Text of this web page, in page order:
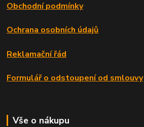
Obchodní podmínky
Ochrana osobních údajů
Reklamační řád
Formulář o odstoupení od smlouvy
Vše o nákupu